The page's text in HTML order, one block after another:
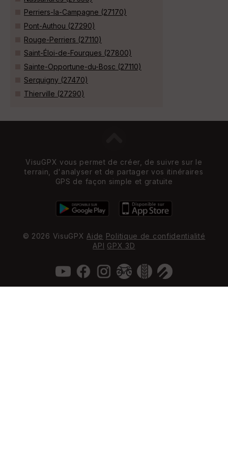
Perriers-la-Campagne (27170)
Pont-Authou (27290)
Rouge-Perriers (27110)
Saint-Éloi-de-Fourques (27800)
Sainte-Opportune-du-Bosc (27110)
Serquigny (27470)
Thierville (27290)
VisuGPX vous permet de créer, de suivre sur le
terrain, d'analyser et de partager vos itinéraires
GPS de façon simple et gratuite
© 2026 VisuGPX Aide Politique de confidentialité
API GPX 3D